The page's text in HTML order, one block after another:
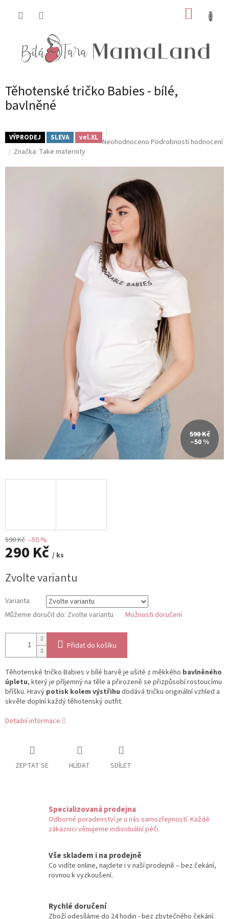
Těhotenské tričko Babies - bílé,
bavlněné
VÝPRODEJ SLEVA vel.XL Průměrné
hvězdiček.
Neohodnoceno Podrobnosti hodnocení
Značka: Take maternity
590 Kč
–50 %
590 Kč –50 %
290 Kč / ks
cena:
Zvolte variantu
Varianta
Můžeme doručit do: Zvolte variantu Možnosti doručení
Přidat do košíku
Těhotenské tričko Babies v bílé barvě je ušité z měkkého bavlněného
úpletu, který je příjemný na těle a přirozeně se přizpůsobí rostoucímu
bříšku. Hravý potisk kolem výstřihu dodává tričku originální vzhled a
skvěle doplní každý těhotenský outfit.
Detailní informace
ZEPTAT SE HLÍDAT SDÍLET
Specializovaná prodejna
Odborné poradenství je u nás samozřejmostí. Každé
zákaznici věnujeme individuální péči.
Vše skladem i na prodejně
Co vidíte online, najdete i v naší prodejně – bez čekání,
rovnou k vyzkoušení.
Rychlé doručení
Zboží odesíláme do 24 hodin - bez zbytečného čekání.